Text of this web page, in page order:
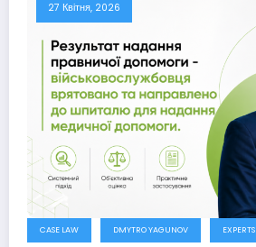
27 Квітня, 2026
CASE LAW DMYTRO YAGUNOV EXPERTS